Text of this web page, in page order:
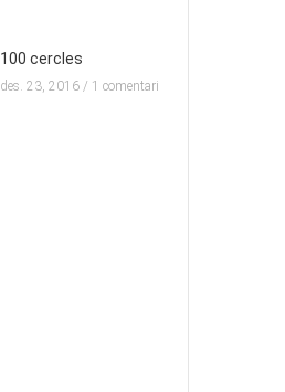
100 cercles
des. 23, 2016 / 1 comentari